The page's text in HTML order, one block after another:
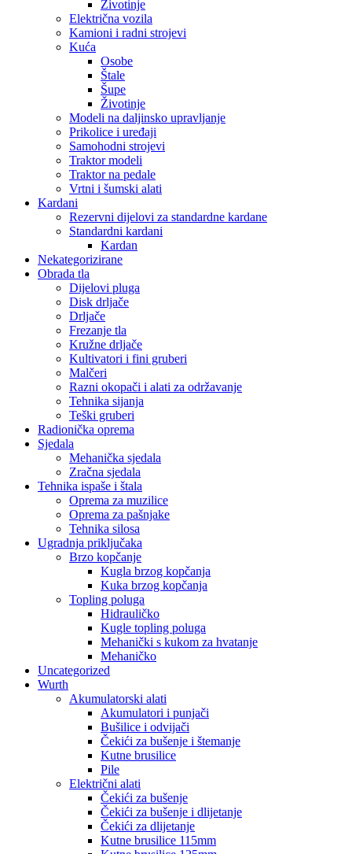
Životinje
Električna vozila
Kamioni i radni strojevi
Kuća
Osobe
Štale
Šupe
Životinje
Modeli na daljinsko upravljanje
Prikolice i uređaji
Samohodni strojevi
Traktor modeli
Traktor na pedale
Vrtni i šumski alati
Kardani
Rezervni dijelovi za standardne kardane
Standardni kardani
Kardan
Nekategorizirane
Obrada tla
Dijelovi pluga
Disk drljače
Drljače
Frezanje tla
Kružne drljače
Kultivatori i fini gruberi
Malčeri
Razni okopači i alati za održavanje
Tehnika sijanja
Teški gruberi
Radionička oprema
Sjedala
Mehanička sjedala
Zračna sjedala
Tehnika ispaše i štala
Oprema za muzilice
Oprema za pašnjake
Tehnika silosa
Ugradnja priključaka
Brzo kopčanje
Kugla brzog kopčanja
Kuka brzog kopčanja
Topling poluga
Hidrauličko
Kugle topling poluga
Mehanički s kukom za hvatanje
Mehaničko
Uncategorized
Wurth
Akumulatorski alati
Akumulatori i punjači
Bušilice i odvijači
Čekići za bušenje i štemanje
Kutne brusilice
Pile
Električni alati
Čekići za bušenje
Čekići za bušenje i dlijetanje
Čekići za dlijetanje
Kutne brusilice 115mm